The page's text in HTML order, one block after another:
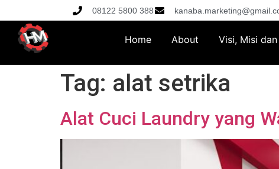
08122 5800 388
Home About Visi, Misi
Tag: alat setrika
Alat Cuci Laundry yang